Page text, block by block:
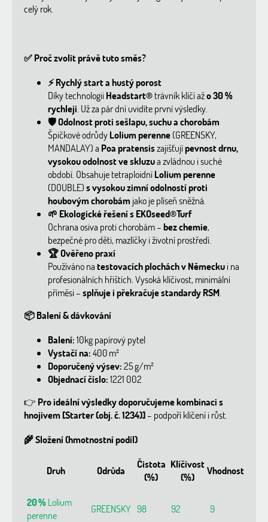
celý rok.
✅Proč zvolit právě tuto směs?
⚡Rychlý start a hustý porost
Díky technologii Headstart®trávník klíčí ažo 30 %
rychleji . Už za pár dní uvidíte první výsledky.
🛡️Odolnost proti sešlapu, suchu a chorobám
Špičkové odrůdyLolium perenne(GREENSKY,
MANDALAY) a Poa pratensiszajišťujípevnost drnu,
vysokou odolnost ve skluzua zvládnou i suché
období. Obsahuje tetraploidníLolium perenne
(DOUBLE)s vysokou zimní odolností proti
houbovým chorobámjako je plíseň sněžná.
🌱 Ekologické řešení s EKOseed®Turf
Ochrana osiva proti chorobám –bez chemie,
bezpečné pro děti, mazlíčky i životní prostředí.
🏆Ověřeno praxí
Používáno natestovacích plochách v Německui na
profesionálních hřištích. Vysoká klíčivost, minimální
příměsi –splňuje i překračuje standardy RSM
📦Balení & dávkování
Balení:10kg papírový pytel
Vystačí na:400 m²
Doporučený výsev:25 g/m²
Objednací číslo:1221 002
👉 Pro ideální výsledky doporučujeme kombinaci s
hnojivem [Starter (obj. č. 1234)]– podpoří klíčení i růst.
🌾Složení (hmotnostní podíl)
Druh Odrůda
Čistota
(%)
Klíčivost
(%)
Vhodnost
20 %Lolium
perenne
GREENSKY 98 92 9